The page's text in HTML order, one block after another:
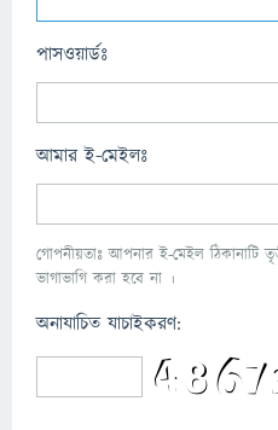
পাসওয়ার্ডঃ
আমার ই-মেইলঃ
গোপনীয়তাঃ আপনার ই-মেইল ঠিকানাটি
ভাগাভাগি করা হবে না ।
অনাযাচিত যাচাইকরণ: